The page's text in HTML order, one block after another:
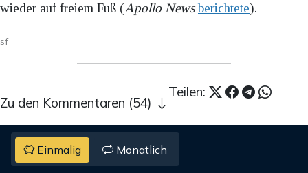
wieder auf freiem Fuß (Apollo News berichtete).
sf
Teilen:
Zu den Kommentaren (54)
Einmalig Monatlich